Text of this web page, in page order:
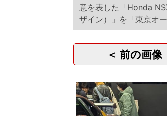
意を表した「Honda
ザイン）」を「東京オ
＜ 前の画像